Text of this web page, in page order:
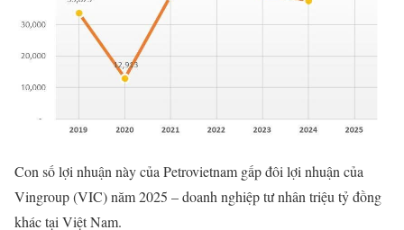
Con số lợi nhuận này của Petrovietnam gấp đôi lợi nhuận của
Vingroup (VIC) năm 2025 – doanh nghiệp tư nhân triệu tỷ đồng
khác tại Việt Nam.